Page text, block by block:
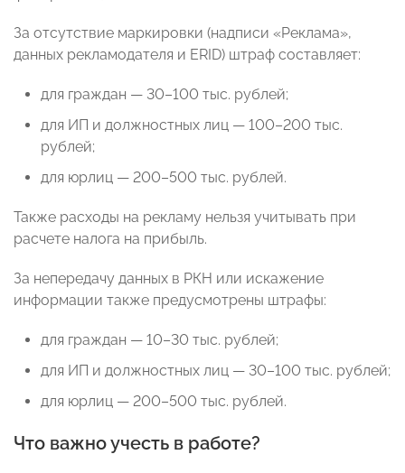
За отсутствие маркировки (надписи «Реклама»,
данных рекламодателя и ERID) штраф составляет:
для граждан — 30–100 тыс. рублей;
для ИП и должностных лиц — 100–200 тыс.
рублей;
для юрлиц — 200–500 тыс. рублей.
Также расходы на рекламу нельзя учитывать при
расчете налога на прибыль.
За непередачу данных в РКН или искажение
информации также предусмотрены штрафы:
для граждан — 10–30 тыс. рублей;
для ИП и должностных лиц — 30–100 тыс. рублей;
для юрлиц — 200–500 тыс. рублей.
Что важно учесть в работе?